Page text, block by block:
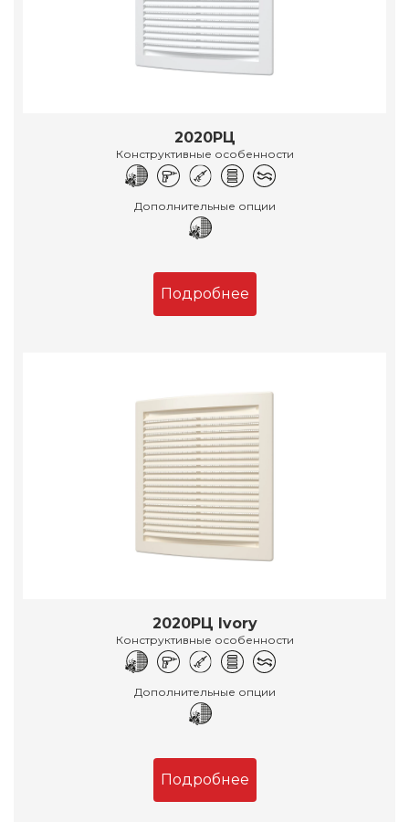
2020РЦ
Конструктивные особенности
Дополнительные опции
Подробнее
2020РЦ Ivory
Конструктивные особенности
Дополнительные опции
Подробнее